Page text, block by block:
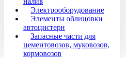
Электрооборудование
Элементы облицовки
автоцистерн
Запасные части для
цементовозов, муковозов,
кормовозов